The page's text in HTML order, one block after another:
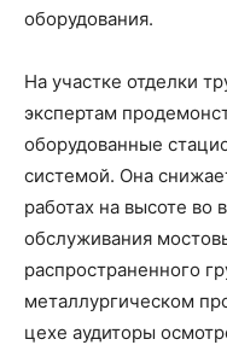
оборудования.
На участке отделки
экспертам
оборудованные
системой. Она
работах на высоте во
обслуживания
распространенного
металлургическом
цехе аудиторы